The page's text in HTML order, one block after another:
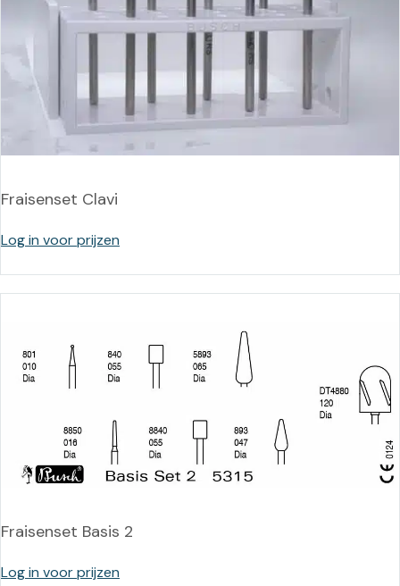
Fraisenset Clavi
Log in voor prijzen
Fraisenset Basis 2
Log in voor prijzen